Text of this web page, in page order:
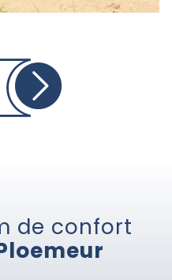
de confort